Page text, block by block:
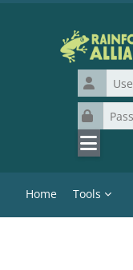
Username
Password
Home Tools